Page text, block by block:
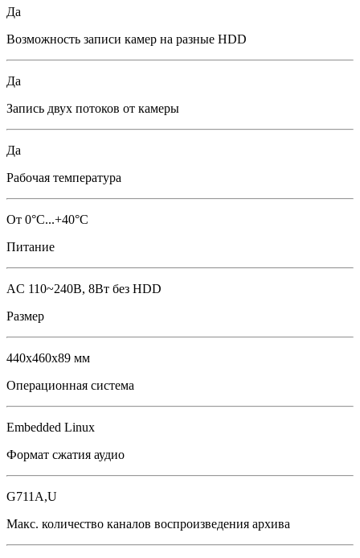
Да
Возможность записи камер на разные HDD
Да
Запись двух потоков от камеры
Да
Рабочая температура
От 0°С...+40°С
Питание
AC 110~240В, 8Вт без HDD
Размер
440х460х89 мм
Операционная система
Embedded Linux
Формат сжатия аудио
G711A,U
Макс. количество каналов воспроизведения архива